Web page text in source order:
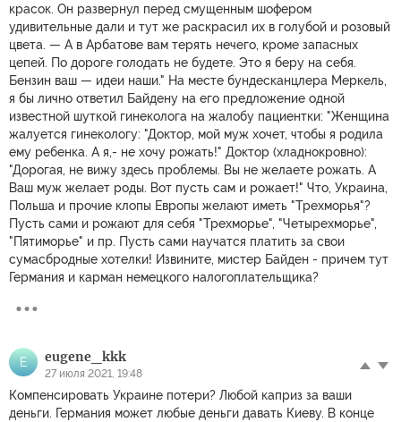
красок. Он развернул перед смущенным шофером
удивительные дали и тут же раскрасил их в голубой и розовый
цвета. — А в Арбатове вам терять нечего, кроме запасных
цепей. По дороге голодать не будете. Это я беру на себя.
Бензин ваш — идеи наши." На месте бундесканцлера Меркель,
я бы лично ответил Байдену на его предложение одной
известной шуткой гинеколога на жалобу пациентки: "Женщина
жалуется гинекологу: "Доктор, мой муж хочет, чтобы я родила
ему ребенка. А я,- не хочу рожать!" Доктор (хладнокровно):
"Дорогая, не вижу здесь проблемы. Вы не желаете рожать. А
Ваш муж желает роды. Вот пусть сам и рожает!" Что, Украина,
Польша и прочие клопы Европы желают иметь "Трехморья"?
Пусть сами и рожают для себя "Трехморье", "Четырехморье",
"Пятиморье" и пр. Пусть сами научатся платить за свои
сумасбродные хотелки! Извините, мистер Байден - причем тут
Германия и карман немецкого налогоплательщика?
E eugene_kkk
27 июля 2021, 19:48
Компенсировать Украине потери? Любой каприз за ваши
деньги. Германия может любые деньги давать Киеву. В конце